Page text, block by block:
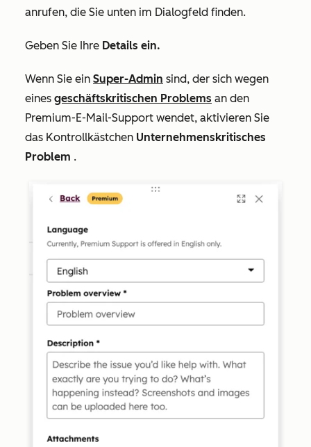
anrufen, die Sie unten im Dialogfeld finden.
Geben Sie Ihre Details ein.
Wenn Sie ein Super-Admin sind, der sich wegen
eines geschäftskritischen Problems an den
Premium-E-Mail-Support wendet, aktivieren Sie
das Kontrollkästchen Unternehmenskritisches
Problem .